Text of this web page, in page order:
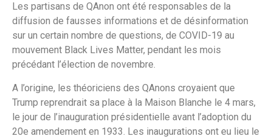
Les partisans de QAnon ont été responsables de la
diffusion de fausses informations et de désinformation
sur un certain nombre de questions, de COVID-19 au
mouvement Black Lives Matter, pendant les mois
précédant l’élection de novembre.
A l’origine, les théoriciens des QAnons croyaient que
Trump reprendrait sa place à la Maison Blanche le 4 mars,
le jour de l’inauguration présidentielle avant l’adoption du
20e amendement en 1933. Les inaugurations ont eu lieu le